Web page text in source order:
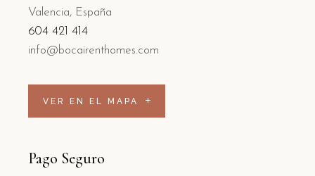
Valencia, España
604 421 414
info@bocairenthomes.com
VER EN EL MAPA
Pago Seguro